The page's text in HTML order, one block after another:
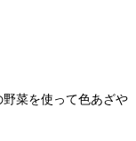
菜を使って色あざや